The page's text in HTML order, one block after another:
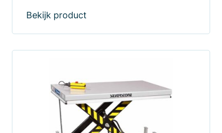
Bekijk product